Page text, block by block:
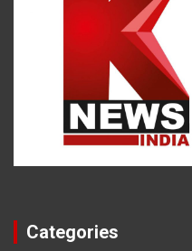
Categories